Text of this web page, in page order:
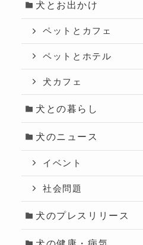
犬とお出かけ
ペットとカフェ
ペットとホテル
犬カフェ
犬との暮らし
犬のニュース
イベント
社会問題
犬のプレスリリース